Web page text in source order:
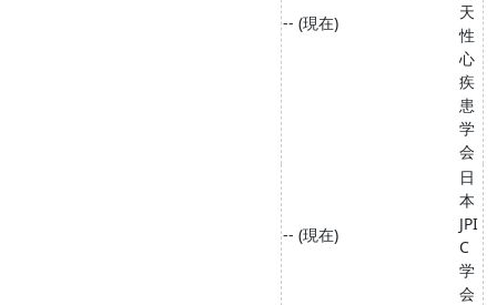
-- (現在)
天
性
心
疾
患
学
会
-- (現在)
日
本
JPI
C
学
会